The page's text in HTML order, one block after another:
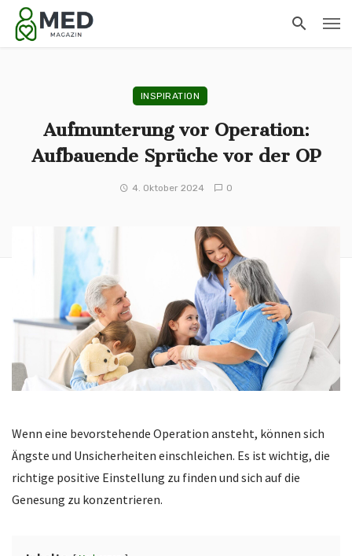
INSPIRATION
Aufmunterung vor Operation:
Aufbauende Sprüche vor der OP
4. Oktober 2024 0
Wenn eine bevorstehende Operation ansteht, können sich
Ängste und Unsicherheiten einschleichen. Es ist wichtig, die
richtige positive Einstellung zu finden und sich auf die
Genesung zu konzentrieren.